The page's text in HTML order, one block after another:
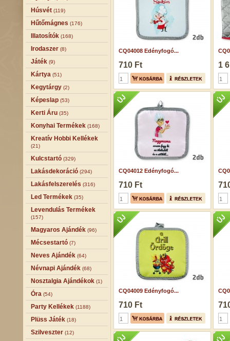
Húsvét (119)
Hűtőmágnes (176)
Illatosítók (168)
Irodaszer (8)
Játék (9)
Kártya (51)
Kegytárgy (2)
Képeslap (53)
Kerti Áru (35)
Konyhai Termékek (168)
Kreatív Hobbi Kellékek
(21)
Kulcstartó (329)
Lakásdekoráció (294)
Lakásfelszerelés (316)
Led Termékek (35)
Levendulás Termékek
(157)
Magyaros Ajándék (96)
Mécsestartó (7)
Neves Ajándék (64)
Névnapi Ajándék (68)
Nosztalgia Ajándékok (1)
Óra (54)
Party Kellékek (1188)
Plüss Játék (18)
Szilveszter (12)
CQ04008 Edényfogó...
710 Ft 1
CQ04012 Edényfogó...
710 Ft
CQ04009 Edényfogó...
710 Ft